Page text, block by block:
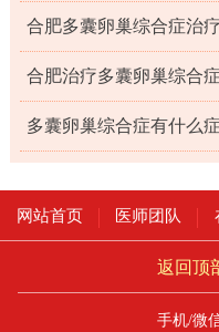
合肥多囊卵巢综合症治
合肥治疗多囊卵巢综合
多囊卵巢综合症有什么
网站首页 医师团队
返回顶
手机/微